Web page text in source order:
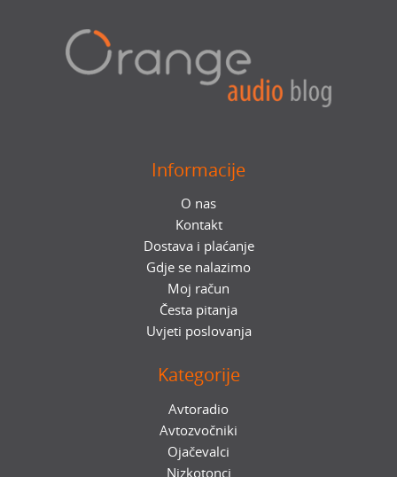
Informacije
O nas
Kontakt
Dostava i plaćanje
Gdje se nalazimo
Moj račun
Česta pitanja
Uvjeti poslovanja
Kategorije
Avtoradio
Avtozvočniki
Ojačevalci
Nizkotonci